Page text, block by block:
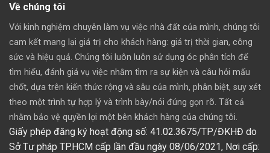
Về chúng tôi
Với kinh nghiệm chuyên làm vụ việc nhà đất của mình, chúng tôi
cam kết mang lại giá trị cho khách hàng: giá trị thời gian, công
sức và hiệu quả. Chúng tôi luôn luôn sử dụng óc phân tích để
tìm hiểu, đánh giá vụ việc nhằm tìm ra sự kiện và câu hỏi mấu
chốt, dựa trên kiến thức rộng và sâu của mình, phân biệt, suy xét
theo một trình tự hợp lý và trình bày/nói đúng gọn rõ. Tất cả
nhằm bảo vệ quyền lợi một bên khách hàng của chúng tôi.
Giấy phép đăng ký hoạt động số: 41.02.3675/TP/ĐKHĐ do
Sở Tư pháp TP.HCM cấp lần đầu ngày 08/06/2021, Nơi cấp: